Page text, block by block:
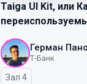
Taiga UI Kit, или
Герман
Т-Банк
Зал 4